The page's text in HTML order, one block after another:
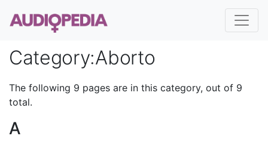
Category:Aborto
The following 9 pages are in this category, out of 9
total.
A